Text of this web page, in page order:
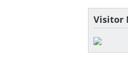
Visitor